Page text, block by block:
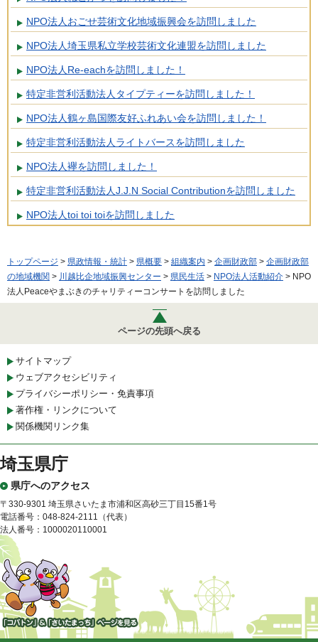
NPO法人おごせ芸術文化地域振興会を訪問しました
NPO法人埼玉県私立学校芸術文化連盟を訪問しました
NPO法人Re-eachを訪問しました！
特定非営利活動法人タイプティーを訪問しました！
NPO法人鶴ヶ島国際友好ふれあい会を訪問しました！
特定非営利活動法人ライトバースを訪問しました
NPO法人襷を訪問しました！
特定非営利活動法人J.J.N Social Contributionを訪問しました
NPO法人toi toi toiを訪問しました
トップページ > 県政情報・統計 > 県概要 > 組織案内 > 企画財政部 > 企画財政部
の地域機関 > 川越比企地域振興センター > 県民生活 > NPO法人活動紹介 > NPO
法人Peaceやまぶきのチャリティーコンサートを訪問しました
ページの先頭へ戻る
サイトマップ
ウェブアクセシビリティ
プライバシーポリシー・免責事項
著作権・リンクについて
関係機関リンク集
埼玉県庁
県庁へのアクセス
〒330-9301 埼玉県さいたま市浦和区高砂三丁目15番1号
電話番号：048-824-2111（代表）
法人番号：1000020110001
「コバトン」&「さいたまっ